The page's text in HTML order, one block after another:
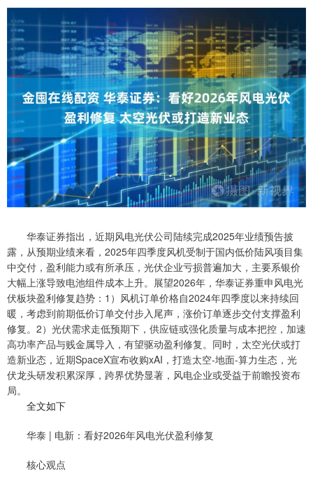
华泰证券指出，近期风电光伏公司陆续完成2025年业绩预告披
露，从预期业绩来看，2025年四季度风机受制于国内低价陆风项目集
中交付，盈利能力或有所承压，光伏企业亏损普遍加大，主要系银价
大幅上涨导致电池组件成本上升。展望2026年，华泰证券重申风电光
伏板块盈利修复趋势：1）风机订单价格自2024年四季度以来持续回
暖，考虑到前期低价订单交付步入尾声，涨价订单逐步交付支撑盈利
修复。2）光伏需求走低预期下，供应链或强化质量与成本把控，加速
高功率产品与贱金属导入，有望驱动盈利修复。同时，太空光伏或打
造新业态，近期SpaceX宣布收购xAI，打造太空-地面-算力生态，光
伏龙头研发积累深厚，跨界优势显著，风电企业或受益于前瞻投资布
局。
全文如下
华泰 | 电新：看好2026年风电光伏盈利修复
核心观点